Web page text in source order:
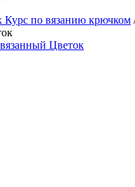
Курс по вязанию крючком